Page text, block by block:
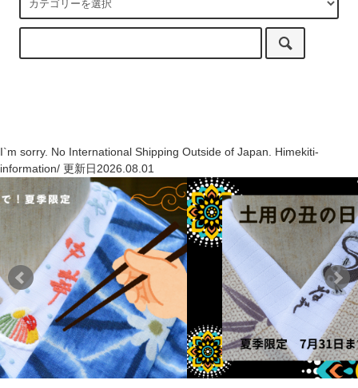
I`m sorry. No International Shipping Outside of Japan. Himekiti-
information/ 更新日2026.08.01